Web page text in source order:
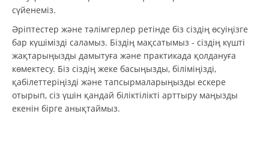
сүйенеміз.
Әріптестер және тәлімгерлер ретінде біз сіздің өсуіңізге
бар күшімізді саламыз. Біздің мақсатымыз - сіздің күшті
жақтарыңызды дамытуға және практикада қолдануға
көмектесу. Біз сіздің жеке басыңызды, біліміңізді,
қабілеттеріңізді және тапсырмаларыңызды ескере
отырып, сіз үшін қандай біліктілікті арттыру маңызды
екенін бірге анықтаймыз.